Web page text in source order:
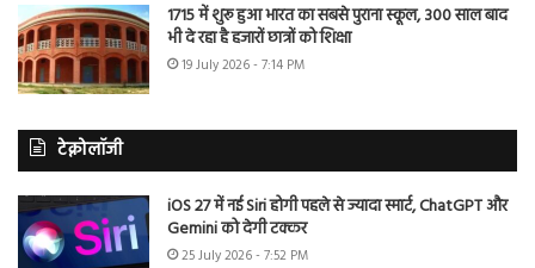
1715 में शुरू हुआ भारत का सबसे पुराना स्कूल, 300 साल बाद
भी दे रहा है हजारों छात्रों को शिक्षा
19 July 2026 - 7:14 PM
टेक्नोलॉजी
iOS 27 में नई Siri होगी पहले से ज्यादा स्मार्ट, ChatGPT और
Gemini को देगी टक्कर
25 July 2026 - 7:52 PM